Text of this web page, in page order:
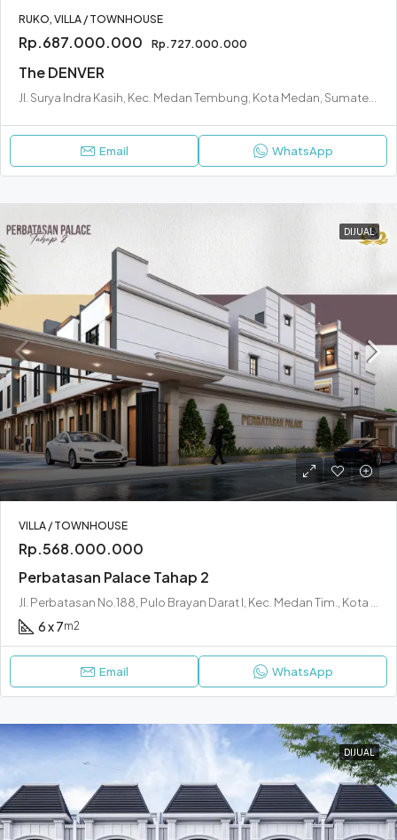
RUKO, VILLA / TOWNHOUSE
Rp.687.000.000 Rp.727.000.000
The DENVER
Email WhatsApp
DIJUAL
VILLA / TOWNHOUSE
Rp.568.000.000
Perbatasan Palace Tahap 2
6 x 7m2
Email WhatsApp
DIJUAL